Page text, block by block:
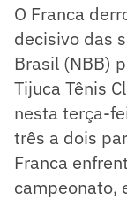
O Franca
decisivo das
Brasil (NBB)
Tijuca Tênis
nesta terça-
três a dois
Franca
campeonato,